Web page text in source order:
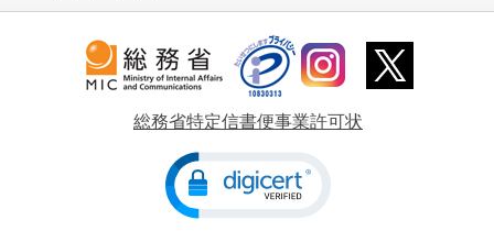
総務省特定信書便事業許可状